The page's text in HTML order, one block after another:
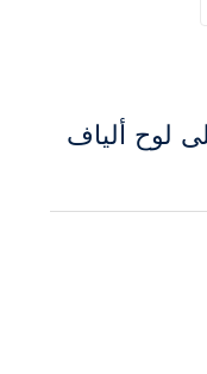
لوح ألياف